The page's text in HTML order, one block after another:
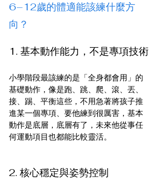
6–12歲的體適能該練什麼方
向？
1. 基本動作能力，不是專項技術
小學階段最該練的是「全身都會用」的
基礎動作，像是跑、跳、爬、滾、丟、
接、踢、平衡這些，不用急著將孩子推
進某一個專項、要他練到很厲害，基本
動作是底層，底層有了，未來他從事任
何運動項目也都能比較靈活。
2. 核心穩定與姿勢控制